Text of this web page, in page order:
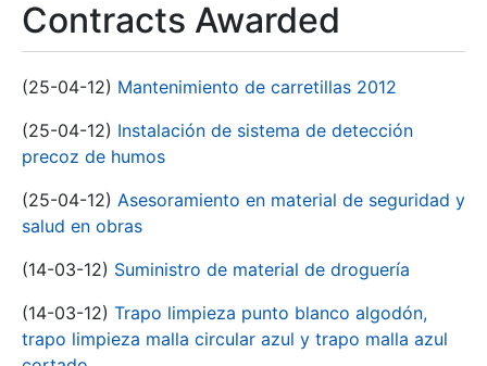
Contracts Awarded
(25-04-12) Mantenimiento de carretillas 2012
(25-04-12) Instalación de sistema de detección
precoz de humos
(25-04-12) Asesoramiento en material de seguridad y
salud en obras
(14-03-12) Suministro de material de droguería
(14-03-12) Trapo limpieza punto blanco algodón,
trapo limpieza malla circular azul y trapo malla azul